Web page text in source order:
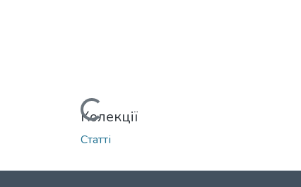
Вантажиться...Колекції
Статті